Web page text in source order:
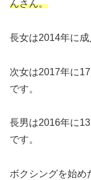
んさん。
長女は2014年に成
次女は2017年に
です。
長男は2016年に
です。
ボクシングを始め